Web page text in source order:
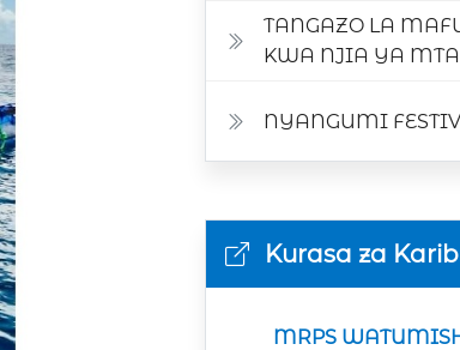
TANGAZO LA
KWA NJIA YA
NYANGUMI
Kurasa za
MRPS